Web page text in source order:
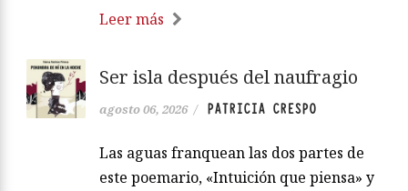
Leer más
Ser isla después del naufragio
agosto 06, 2026 / PATRICIA CRESPO
Las aguas franquean las dos partes de
este poemario, «Intuición que piensa» y